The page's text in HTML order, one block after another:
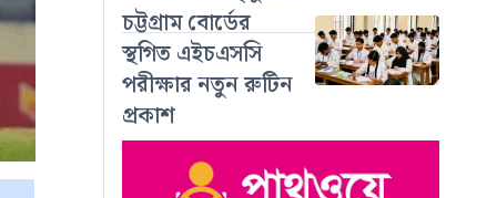
চট্টগ্রাম বোর্ডের
স্থগিত এইচএসসি
পরীক্ষার নতুন রুটিন
প্রকাশ